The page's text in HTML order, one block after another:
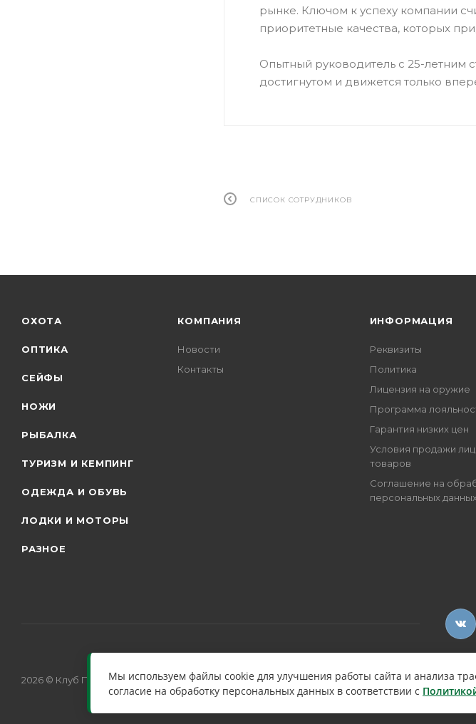
рынке. Ключом к успеху компании
приоритетные качества, которых
Опытный руководитель с 25-летним
достигнутом и движется только
СПИСОК СОТРУДНИКОВ
ОХОТА
ОПТИКА
СЕЙФЫ
НОЖИ
РЫБАЛКА
ТУРИЗМ И КЕМПИНГ
ОДЕЖДА И ОБУВЬ
ЛОДКИ И МОТОРЫ
РАЗНОЕ
КОМПАНИЯ
Новости
Контакты
ИНФОРМАЦИЯ
Реквизиты
Политика
Лицензия на оружие
Программа
Гарантия низких цен
Условия продажи
товаров
Соглашение на
персональных данных
2026 © Клуб ПутешественниковМы используем файлы cookie для улучшения работы сайта и анализа
согласие на обработку персональных данных в соответствии с